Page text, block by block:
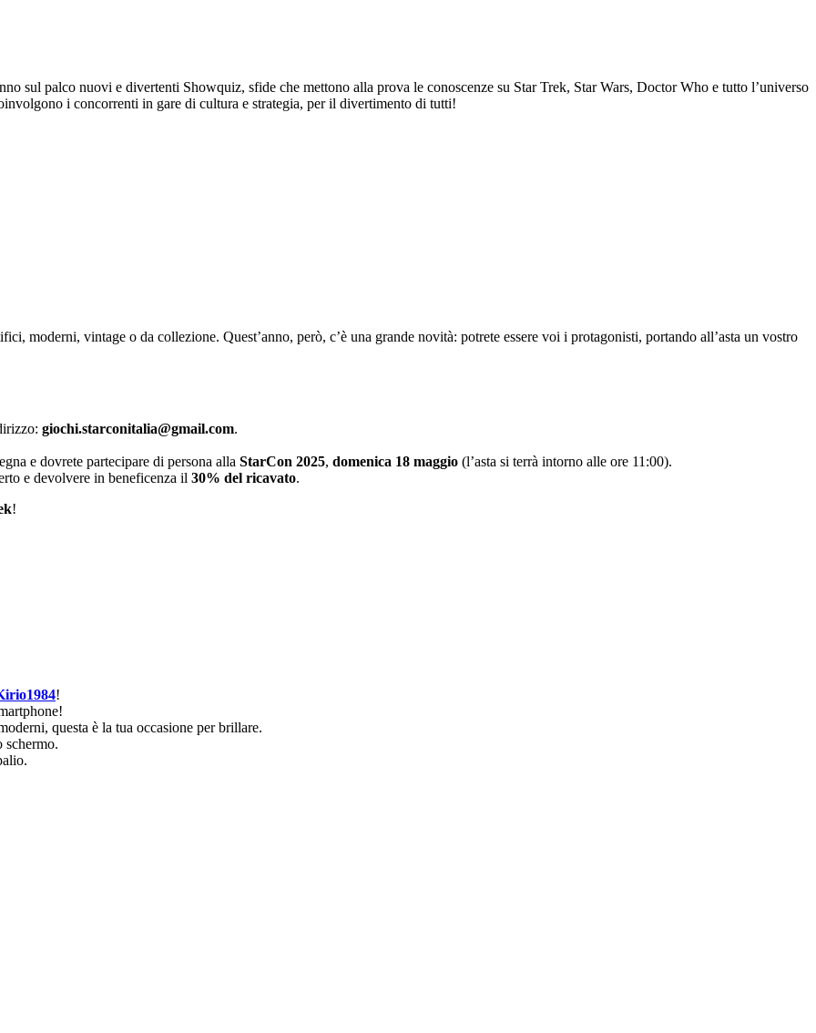
sul palco nuovi e divertenti Showquiz, sfide che mettono alla prova le conoscenze su Star Trek, Star Wars, Doctor Who e tutto l’universo
i concorrenti in gare di cultura e strategia, per il divertimento di tutti!
moderni, vintage o da collezione. Quest’anno, però, c’è una grande novità: potrete essere voi i protagonisti, portando all’asta un vostro
giochi.starconitalia@gmail.com.
e dovrete partecipare di persona alla StarCon 2025, domenica 18 maggio (l’asta si terrà intorno alle ore 11:00).
e devolvere in beneficenza il 30% del ricavato.
!
!
questa è la tua occasione per brillare.
schermo.